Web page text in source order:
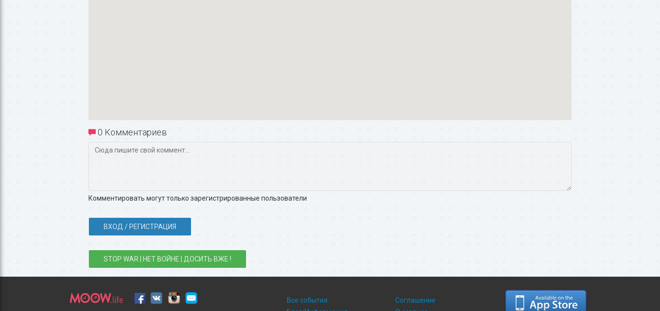
0 Комментариев
Комментировать могут только зарегистрированные пользователи
ВХОД / РЕГИСТРАЦИЯ
STOP WAR | НЕТ ВОЙНЕ | ДОСИТЬ ВЖЕ !
Все события
Соглашение